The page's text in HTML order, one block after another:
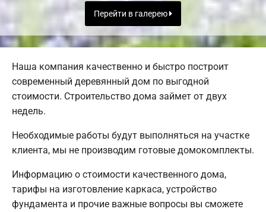
Перейти в галерею
Наша компания качественно и быстро построит
современный деревянный дом по выгодной
стоимости. Строительство дома займет от двух
недель.
Необходимые работы будут выполняться на участке
клиента, мы не производим готовые домокомплекты.
Информацию о стоимости качественного дома,
тарифы на изготовление каркаса, устройство
фундамента и прочие важные вопросы вы сможете